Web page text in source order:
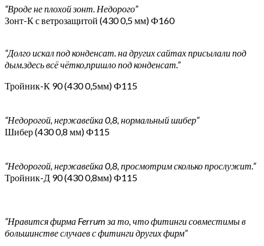
“Вроде не плохой зонт. Недорого”
Зонт-К с ветрозащитой (430 0,5 мм) Ф160
“Долго искал под конденсат. на других сайтах присылали под
дым.здесь всё чётко,пришло под конденсат.”
Тройник-К 90 (430 0,5мм) Ф115
“Недорогой, нержавейка 0,8, нормальный шибер”
Шибер (430 0,8 мм) Ф115
“Недорогой, нержавейка 0,8, просмотрим сколько прослужит.”
Тройник-Д 90 (430 0,8мм) Ф115
“Нравится фирма Ferrum за то, что фитинги совместимы в
большинстве случаев с фитинги других фирм”